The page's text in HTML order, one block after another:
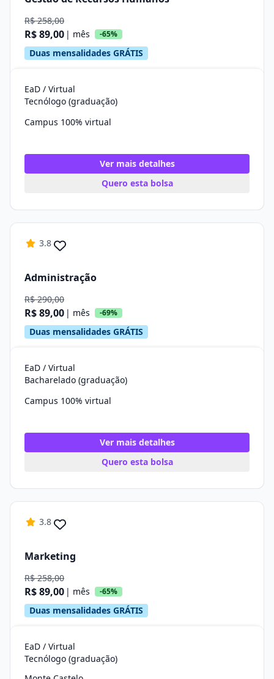
R$ 258,00
R$ 89,00 | mês -65%
Duas mensalidades GRÁTIS
EaD / Virtual
Tecnólogo (graduação)
Campus 100% virtual
Ver mais detalhes
Quero esta bolsa
3.8
Administração
R$ 290,00
R$ 89,00 | mês -69%
Duas mensalidades GRÁTIS
EaD / Virtual
Bacharelado (graduação)
Campus 100% virtual
Ver mais detalhes
Quero esta bolsa
3.8
Marketing
R$ 258,00
R$ 89,00 | mês -65%
Duas mensalidades GRÁTIS
EaD / Virtual
Tecnólogo (graduação)